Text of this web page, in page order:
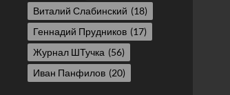
Виталий Слабинский (18)
Геннадий Прудников (17)
Журнал ШТучка (56)
Иван Панфилов (20)